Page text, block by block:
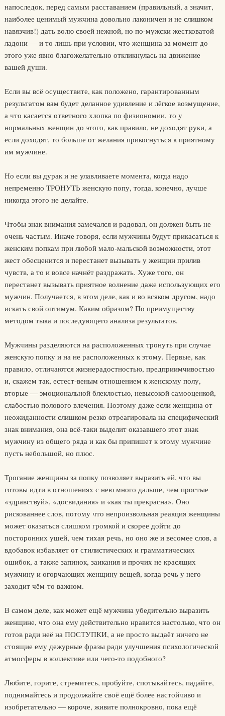
напоследок, перед самым расставанием (правильный, а значит,
наиболее ценимый мужчина довольно лаконичен и не слишком
навязчив!) дать волю своей нежной, но по-мужски жестковатой
ладони — и то лишь при условии, что женщина за момент до
этого уже явно благожелательно откликнулась на движение
вашей души.
Если вы всё осуществите, как положено, гарантированным
результатом вам будет деланное удивление и лёгкое возмущение,
а что касается ответного хлопка по физиономии, то у
нормальных женщин до этого, как правило, не доходят руки, а
если доходят, то больше от желания прикоснуться к приятному
им мужчине.
Но если вы дурак и не улавливаете момента, когда надо
непременно ТРОНУТЬ женскую попу, тогда, конечно, лучше
никогда этого не делайте.
Чтобы знак внимания замечался и радовал, он должен быть не
очень частым. Иначе говоря, если мужчины будут прикасаться к
женским попкам при любой мало-мальской возможности, этот
жест обесценится и перестанет вызывать у женщин прилив
чувств, а то и вовсе начнёт раздражать. Хуже того, он
перестанет вызывать приятное волнение даже использующих его
мужчин. Получается, в этом деле, как и во всяком другом, надо
искать свой оптимум. Каким образом? По преимуществу
методом тыка и последующего анализа результатов.
Мужчины разделяются на расположенных тронуть при случае
женскую попку и на не расположенных к этому. Первые, как
правило, отличаются жизнерадостностью, предприимчивостью
и, скажем так, естест-веным отношением к женскому полу,
вторые — эмоциональной блеклостью, невысокой самооценкой,
слабостью полового влечения. Поэтому даже если женщина от
неожиданности слишком резко отреагировала на специфический
знак внимания, она всё-таки выделит оказавшего этот знак
мужчину из общего ряда и как бы припишет к этому мужчине
пусть небольшой, но плюс.
Трогание женщины за попку позволяет выразить ей, что вы
готовы идти в отношениях с нею много дальше, чем простые
«здравствуй», «досвидания» и «как ты прекрасна». Оно
рискованнее слов, потому что непроизвольная реакция женщины
может оказаться слишком громкой и скорее дойти до
посторонних ушей, чем тихая речь, но оно же и весомее слов, а
вдобавок избавляет от стилистических и грамматических
ошибок, а также запинок, заикания и прочих не красящих
мужчину и огорчающих женщину вещей, когда речь у него
заходит чём-то важном.
В самом деле, как может ещё мужчина убедительно выразить
женщине, что она ему действительно нравится настолько, что он
готов ради неё на ПОСТУПКИ, а не просто выдаёт ничего не
стоящие ему дежурные фразы ради улучшения психологической
атмосферы в коллективе или чего-то подобного?
Любите, горите, стремитесь, пробуйте, спотыкайтесь, падайте,
поднимайтесь и продолжайте своё ещё более настойчиво и
изобретательно — короче, живите полнокровно, пока ещё